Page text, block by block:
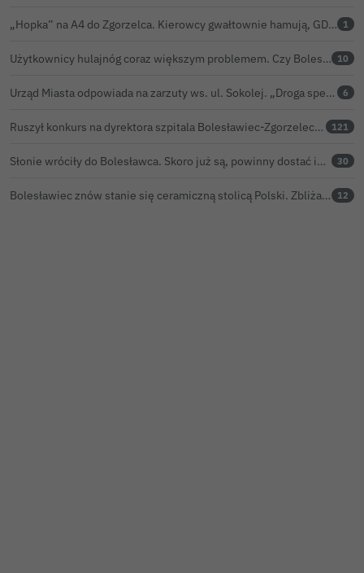
„Hopka” na A4 do Zgorzelca. Kierowcy gwałtownie hamują, GDDKiA wyjaśnia, skąd problem 1
Użytkownicy hulajnóg coraz większym problemem. Czy Bolesławiec powinien pójść śladem Gniezna? 10
Urząd Miasta odpowiada na zarzuty ws. ul. Sokolej. „Droga spełnia wszystkie normy” 6
Ruszył konkurs na dyrektora szpitala Bolesławiec-Zgorzelec. Rozstrzygnięcie już w czerwcu? 121
Słonie wróciły do Bolesławca. Skoro już są, powinny dostać imiona? 30
Bolesławiec znów stanie się ceramiczną stolicą Polski. Zbliża się 32. Święto Ceramiki 12